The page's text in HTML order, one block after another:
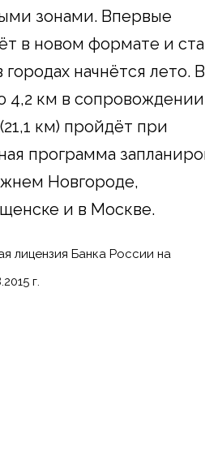
зонами. Впервые
в новом формате и
начнётся лето. В
4,2 км в сопровождении
км) пройдёт при
программа
Новгороде,
и в Москве.
лицензия Банка России на
г.